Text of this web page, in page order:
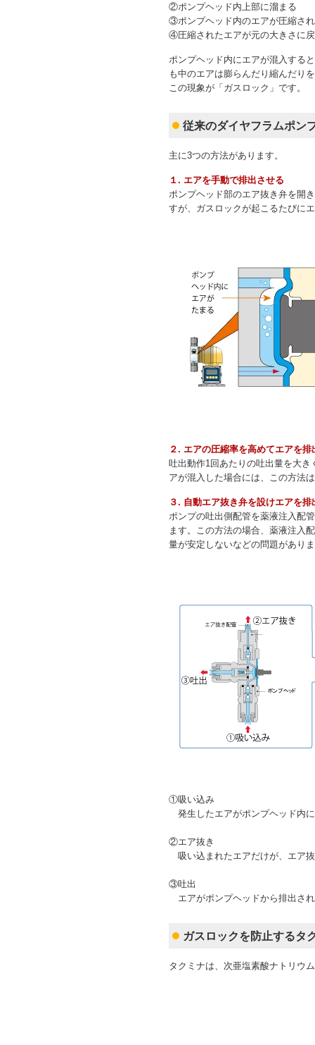
②ポンプヘッド内上部に溜まる
③ポンプヘッド内のエアが圧縮さ
④圧縮されたエアが元の大きさに
ポンプヘッド内にエアが混入する
も中のエアは膨らんだり縮んだり
この現象が「ガスロック」です。
従来のダイヤフラムポン
主に3つの方法があります。
１. エアを手動で排出させる
ポンプヘッド部のエア抜き弁を開
すが、ガスロックが起こるたびに
２. エアの圧縮率を高めてエアを排
吐出動作1回あたりの吐出量を大
アが混入した場合には、この方法
３. 自動エア抜き弁を設けエアを排
ポンプの吐出側配管を薬液注入配
ます。この方法の場合、薬液注入
量が安定しないなどの問題があり
①吸い込み
発生したエアがポンプヘッド内
②エア抜き
吸い込まれたエアだけが、エア
③吐出
エアがポンプヘッドから排出さ
ガスロックを防止するタ
タクミナは、次亜塩素酸ナトリウ